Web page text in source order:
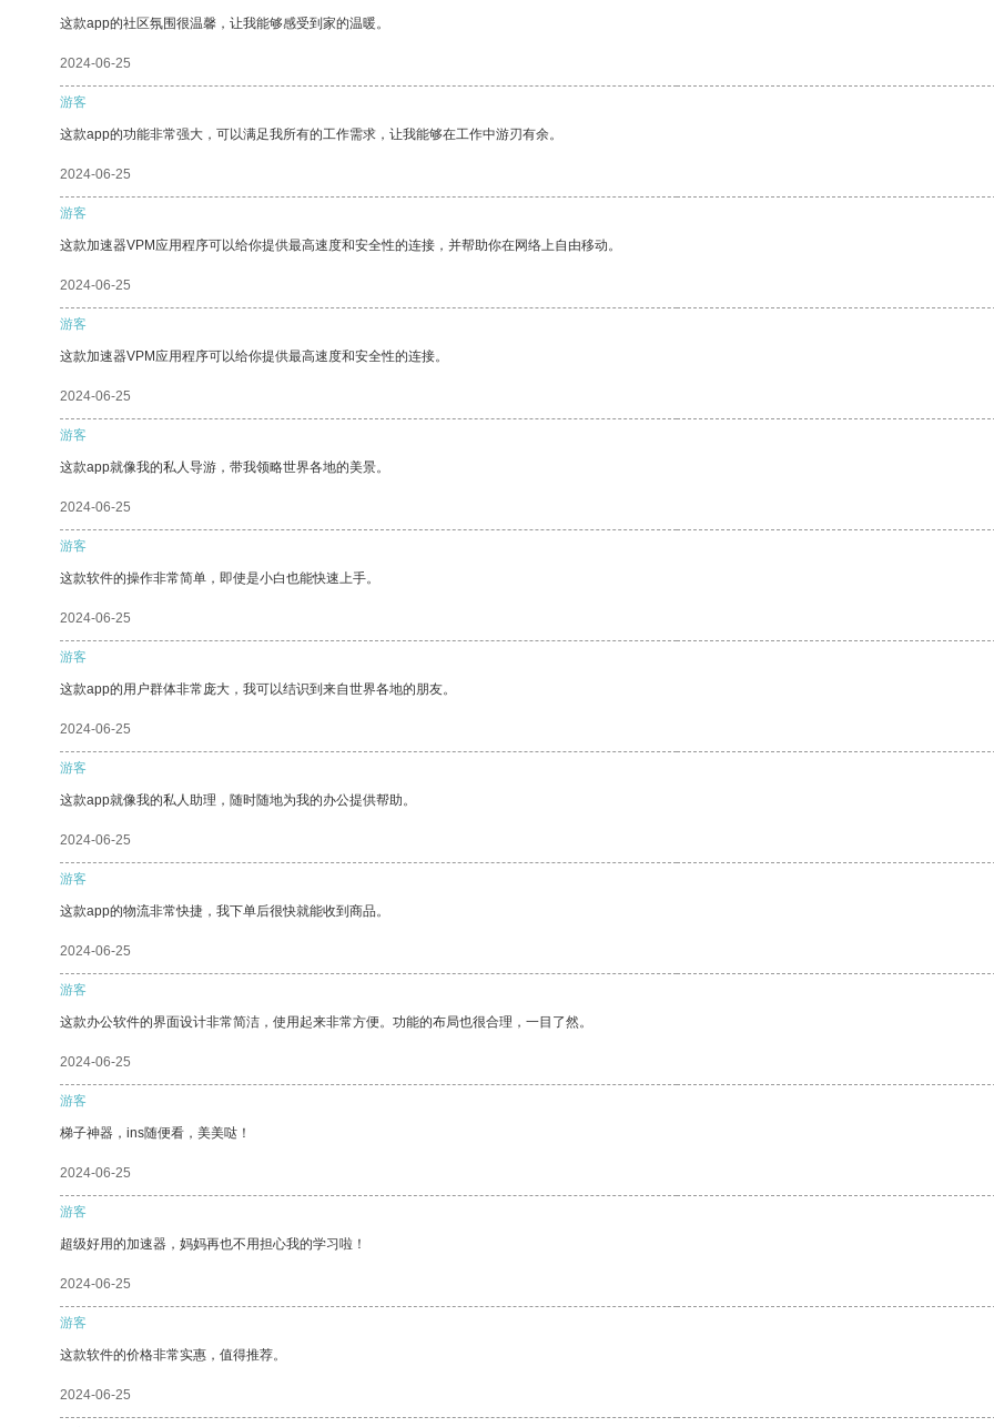
这款app的社区氛围很温馨，让我能够感受到家的温暖。
2024-06-25
游客
这款app的功能非常强大，可以满足我所有的工作需求，让我能够在工作中游刃有余。
2024-06-25
游客
这款加速器VPM应用程序可以给你提供最高速度和安全性的连接，并帮助你在网络上自由移动。
2024-06-25
游客
这款加速器VPM应用程序可以给你提供最高速度和安全性的连接。
2024-06-25
游客
这款app就像我的私人导游，带我领略世界各地的美景。
2024-06-25
游客
这款软件的操作非常简单，即使是小白也能快速上手。
2024-06-25
游客
这款app的用户群体非常庞大，我可以结识到来自世界各地的朋友。
2024-06-25
游客
这款app就像我的私人助理，随时随地为我的办公提供帮助。
2024-06-25
游客
这款app的物流非常快捷，我下单后很快就能收到商品。
2024-06-25
游客
这款办公软件的界面设计非常简洁，使用起来非常方便。功能的布局也很合理，一目了然。
2024-06-25
游客
梯子神器，ins随便看，美美哒！
2024-06-25
游客
超级好用的加速器，妈妈再也不用担心我的学习啦！
2024-06-25
游客
这款软件的价格非常实惠，值得推荐。
2024-06-25